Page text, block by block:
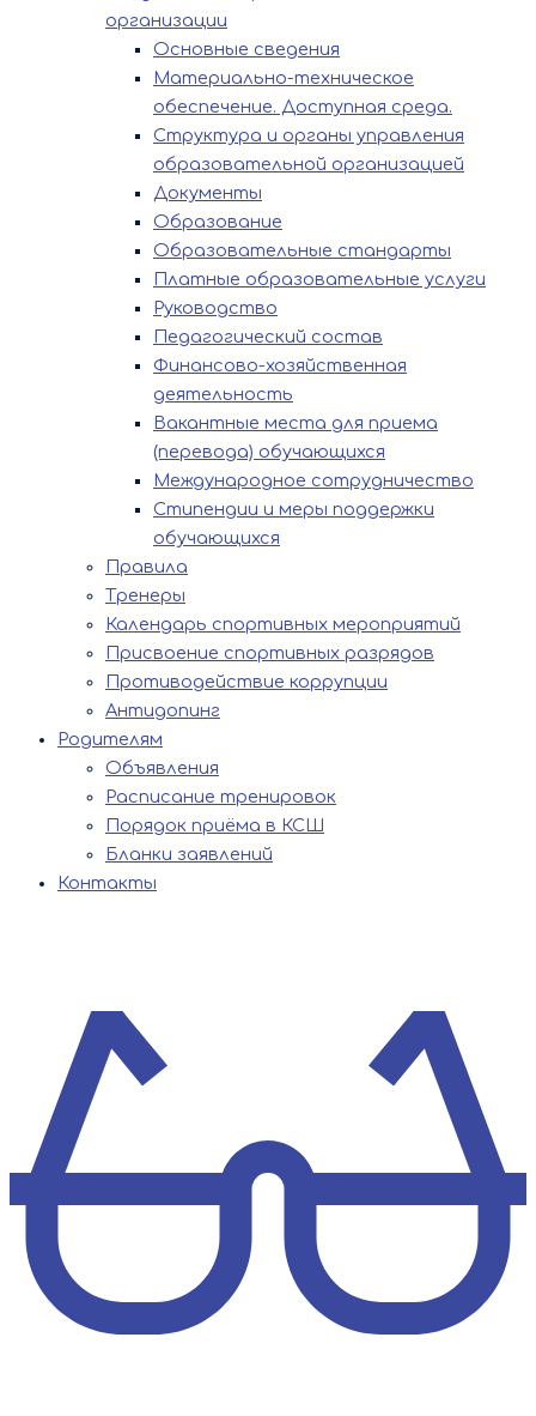
организации
Основные сведения
Материально-техническое
обеспечение. Доступная среда.
Структура и органы управления
образовательной организацией
Документы
Образование
Образовательные стандарты
Платные образовательные услуги
Руководство
Педагогический состав
Финансово-хозяйственная
деятельность
Вакантные места для приема
(перевода) обучающихся
Международное сотрудничество
Стипендии и меры поддержки
обучающихся
Правила
Тренеры
Календарь спортивных мероприятий
Присвоение спортивных разрядов
Противодействие коррупции
Антидопинг
Родителям
Объявления
Расписание тренировок
Порядок приёма в КСШ
Бланки заявлений
Контакты